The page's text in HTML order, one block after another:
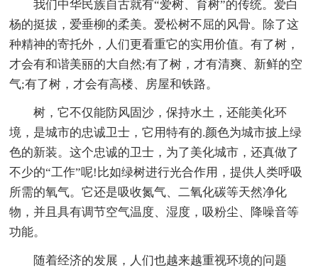
我们中华民族自古就有“爱树、育树”的传统。爱白
杨的挺拔，爱垂柳的柔美。爱松树不屈的风骨。除了这
种精神的寄托外，人们更看重它的实用价值。有了树，
才会有和谐美丽的大自然;有了树，才有清爽、新鲜的空
气;有了树，才会有高楼、房屋和铁路。
树，它不仅能防风固沙，保持水土，还能美化环
境，是城市的忠诚卫士，它用特有的.颜色为城市披上绿
色的新装。这个忠诚的卫士，为了美化城市，还真做了
不少的“工作”呢!比如绿树进行光合作用，提供人类呼吸
所需的氧气。它还是吸收氮气、二氧化碳等天然净化
物，并且具有调节空气温度、湿度，吸粉尘、降噪音等
功能。
随着经济的发展，人们也越来越重视环境的问题